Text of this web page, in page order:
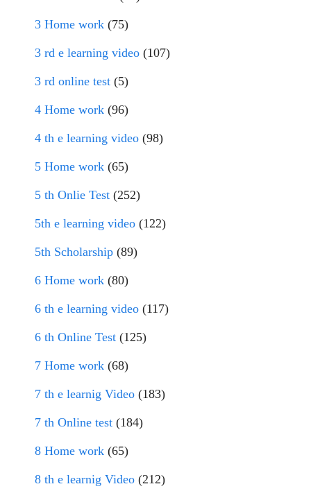
3 Home work (75)
3 rd e learning video (107)
3 rd online test (5)
4 Home work (96)
4 th e learning video (98)
5 Home work (65)
5 th Onlie Test (252)
5th e learning video (122)
5th Scholarship (89)
6 Home work (80)
6 th e learning video (117)
6 th Online Test (125)
7 Home work (68)
7 th e learnig Video (183)
7 th Online test (184)
8 Home work (65)
8 th e learnig Video (212)